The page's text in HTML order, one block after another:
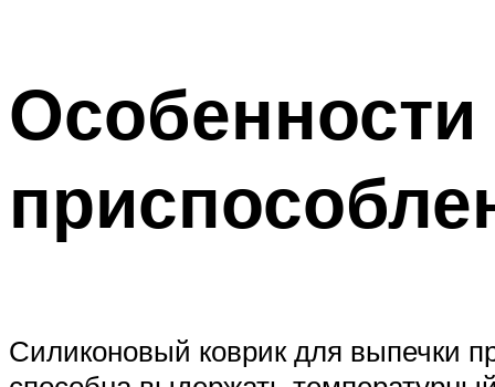
Особенности
Силиконовый коврик для выпечки